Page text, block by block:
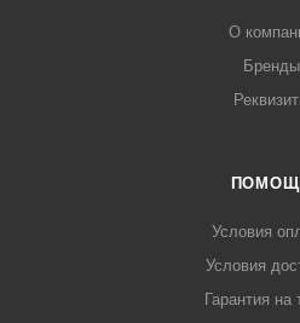
О
Бренды
Условия
Условия
Гарантия на